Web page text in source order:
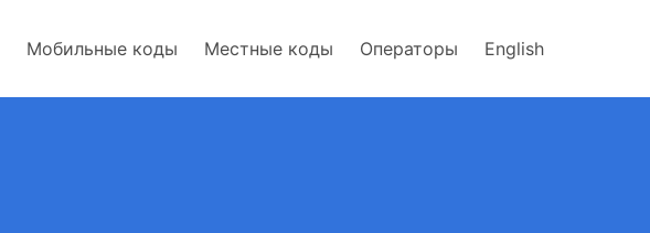
Мобильные коды Местные коды Операторы English